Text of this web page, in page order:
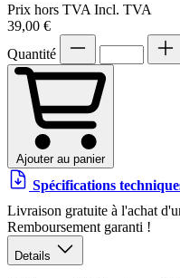
Prix hors TVA Incl. TVA
39,00 €
Quantité
Ajouter au panier
Spécifications
Livraison gratuite à l'achat
Remboursement garanti !
Details